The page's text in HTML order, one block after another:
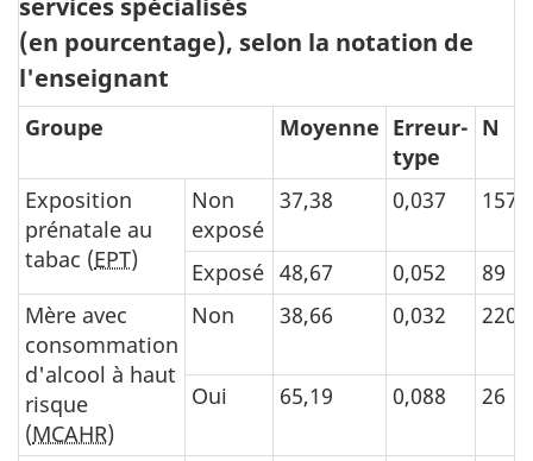
services spécialisés
(en pourcentage), selon la notation de
l'enseignant
Groupe Moyenne Erreur-
type
N
Exposition
prénatale au
tabac (EPT)
Non
exposé
37,38 0,037 157
Exposé 48,67 0,052
89
Mère avec
consommation
d'alcool à haut
risque
(MCAHR)
Non 38,66 0,032 220
Oui 65,19 0,088 26